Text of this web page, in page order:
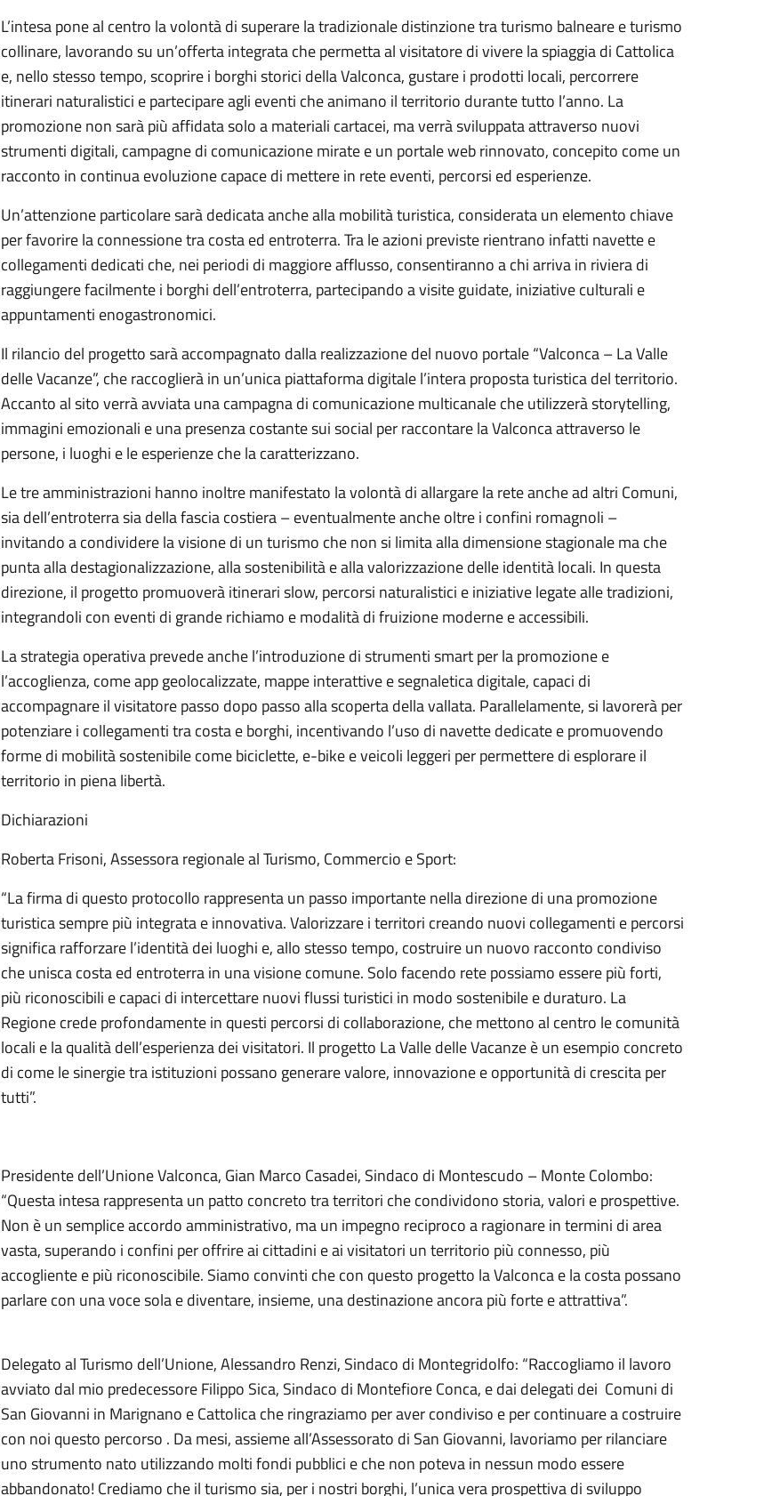
L’intesa pone al centro la volontà di superare la tradizionale distinzione tra turismo balneare e turismo
collinare, lavorando su un’offerta integrata che permetta al visitatore di vivere la spiaggia di Cattolica
e, nello stesso tempo, scoprire i borghi storici della Valconca, gustare i prodotti locali, percorrere
itinerari naturalistici e partecipare agli eventi che animano il territorio durante tutto l’anno. La
promozione non sarà più affidata solo a materiali cartacei, ma verrà sviluppata attraverso nuovi
strumenti digitali, campagne di comunicazione mirate e un portale web rinnovato, concepito come un
racconto in continua evoluzione capace di mettere in rete eventi, percorsi ed esperienze.
Un’attenzione particolare sarà dedicata anche alla mobilità turistica, considerata un elemento chiave
per favorire la connessione tra costa ed entroterra. Tra le azioni previste rientrano infatti navette e
collegamenti dedicati che, nei periodi di maggiore afflusso, consentiranno a chi arriva in riviera di
raggiungere facilmente i borghi dell’entroterra, partecipando a visite guidate, iniziative culturali e
appuntamenti enogastronomici.
Il rilancio del progetto sarà accompagnato dalla realizzazione del nuovo portale “Valconca – La Valle
delle Vacanze”, che raccoglierà in un’unica piattaforma digitale l’intera proposta turistica del territorio.
Accanto al sito verrà avviata una campagna di comunicazione multicanale che utilizzerà storytelling,
immagini emozionali e una presenza costante sui social per raccontare la Valconca attraverso le
persone, i luoghi e le esperienze che la caratterizzano.
Le tre amministrazioni hanno inoltre manifestato la volontà di allargare la rete anche ad altri Comuni,
sia dell’entroterra sia della fascia costiera – eventualmente anche oltre i confini romagnoli –
invitando a condividere la visione di un turismo che non si limita alla dimensione stagionale ma che
punta alla destagionalizzazione, alla sostenibilità e alla valorizzazione delle identità locali. In questa
direzione, il progetto promuoverà itinerari slow, percorsi naturalistici e iniziative legate alle tradizioni,
integrandoli con eventi di grande richiamo e modalità di fruizione moderne e accessibili.
La strategia operativa prevede anche l’introduzione di strumenti smart per la promozione e
l’accoglienza, come app geolocalizzate, mappe interattive e segnaletica digitale, capaci di
accompagnare il visitatore passo dopo passo alla scoperta della vallata. Parallelamente, si lavorerà per
potenziare i collegamenti tra costa e borghi, incentivando l’uso di navette dedicate e promuovendo
forme di mobilità sostenibile come biciclette, e-bike e veicoli leggeri per permettere di esplorare il
territorio in piena libertà.
Dichiarazioni
Roberta Frisoni, Assessora regionale al Turismo, Commercio e Sport:
“La firma di questo protocollo rappresenta un passo importante nella direzione di una promozione
turistica sempre più integrata e innovativa. Valorizzare i territori creando nuovi collegamenti e percorsi
significa rafforzare l’identità dei luoghi e, allo stesso tempo, costruire un nuovo racconto condiviso
che unisca costa ed entroterra in una visione comune. Solo facendo rete possiamo essere più forti,
più riconoscibili e capaci di intercettare nuovi flussi turistici in modo sostenibile e duraturo. La
Regione crede profondamente in questi percorsi di collaborazione, che mettono al centro le comunità
locali e la qualità dell’esperienza dei visitatori. Il progetto La Valle delle Vacanze è un esempio concreto
di come le sinergie tra istituzioni possano generare valore, innovazione e opportunità di crescita per
tutti”.
Presidente dell’Unione Valconca, Gian Marco Casadei, Sindaco di Montescudo – Monte Colombo:
“Questa intesa rappresenta un patto concreto tra territori che condividono storia, valori e prospettive.
Non è un semplice accordo amministrativo, ma un impegno reciproco a ragionare in termini di area
vasta, superando i confini per offrire ai cittadini e ai visitatori un territorio più connesso, più
accogliente e più riconoscibile. Siamo convinti che con questo progetto la Valconca e la costa possano
parlare con una voce sola e diventare, insieme, una destinazione ancora più forte e attrattiva”.
Delegato al Turismo dell’Unione, Alessandro Renzi, Sindaco di Montegridolfo: “Raccogliamo il lavoro
avviato dal mio predecessore Filippo Sica, Sindaco di Montefiore Conca, e dai delegati dei Comuni di
San Giovanni in Marignano e Cattolica che ringraziamo per aver condiviso e per continuare a costruire
con noi questo percorso . Da mesi, assieme all’Assessorato di San Giovanni, lavoriamo per rilanciare
uno strumento nato utilizzando molti fondi pubblici e che non poteva in nessun modo essere
abbandonato! Crediamo che il turismo sia, per i nostri borghi, l’unica vera prospettiva di sviluppo